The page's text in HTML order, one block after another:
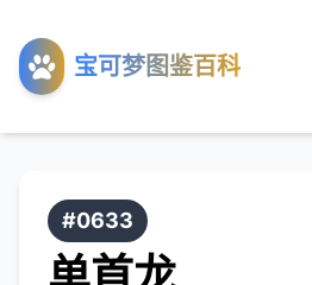
宝可梦图鉴百科
工具
关于
#0633